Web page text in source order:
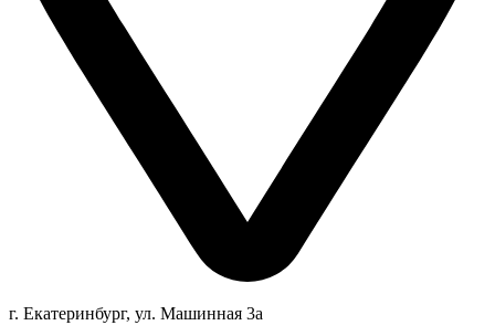
г. Екатеринбург, ул. Машинная 3а